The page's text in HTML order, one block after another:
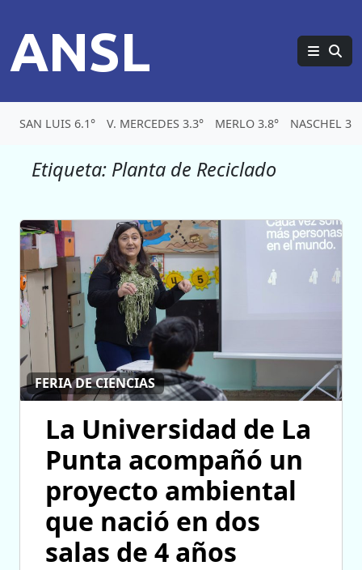
ANSL
SAN LUIS 6.1° V. MERCEDES 3.3° MERLO 3.8° NASCHEL
Etiqueta: Planta de Reciclado
FERIA DE CIENCIAS
La Universidad de La
Punta acompañó un
proyecto ambiental
que nació en dos
salas de 4 años